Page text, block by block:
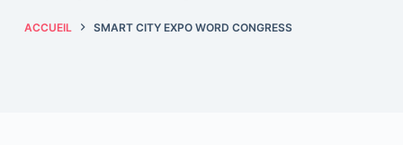
ACCUEIL SMART CITY EXPO WORD CONGRESS